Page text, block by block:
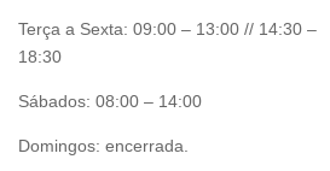
Terça a Sexta: 09:00 – 13:00 // 14:30 –
18:30
Sábados: 08:00 – 14:00
Domingos: encerrada.